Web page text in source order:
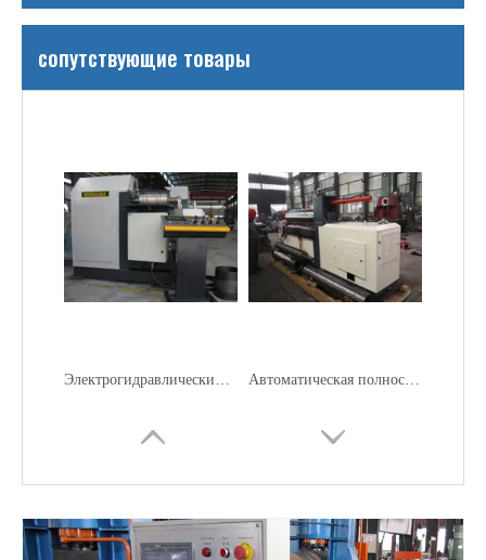
сопутствующие товары
Электрогидравлический двухвалковый листогибочный станок Автоматическая полностью гидравлическая двухвалковая листогибочная машина